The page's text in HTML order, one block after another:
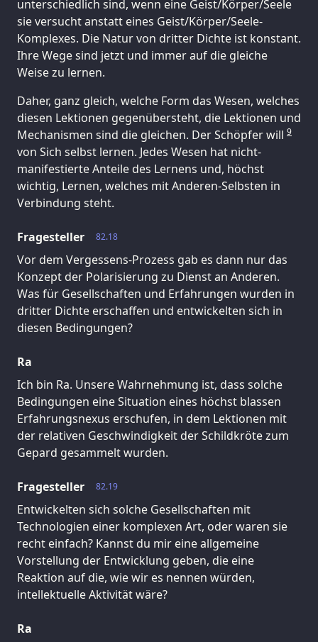
unterschiedlich sind, wenn eine Geist/Körper/Seele
sie versucht anstatt eines Geist/Körper/Seele-
Komplexes. Die Natur von dritter Dichte ist konstant.
Ihre Wege sind jetzt und immer auf die gleiche
Weise zu lernen.
Daher, ganz gleich, welche Form das Wesen, welches
diesen Lektionen gegenübersteht, die Lektionen und
Mechanismen sind die gleichen. Der Schöpfer will 9
von Sich selbst lernen. Jedes Wesen hat nicht-
manifestierte Anteile des Lernens und, höchst
wichtig, Lernen, welches mit Anderen-Selbsten in
Verbindung steht.
82.18
Fragesteller
Vor dem Vergessens-Prozess gab es dann nur das
Konzept der Polarisierung zu Dienst an Anderen.
Was für Gesellschaften und Erfahrungen wurden in
dritter Dichte erschaffen und entwickelten sich in
diesen Bedingungen?
Ra
Ich bin Ra. Unsere Wahrnehmung ist, dass solche
Bedingungen eine Situation eines höchst blassen
Erfahrungsnexus erschufen, in dem Lektionen mit
der relativen Geschwindigkeit der Schildkröte zum
Gepard gesammelt wurden.
82.19
Fragesteller
Entwickelten sich solche Gesellschaften mit
Technologien einer komplexen Art, oder waren sie
recht einfach? Kannst du mir eine allgemeine
Vorstellung der Entwicklung geben, die eine
Reaktion auf die, wie wir es nennen würden,
intellektuelle Aktivität wäre?
Ra